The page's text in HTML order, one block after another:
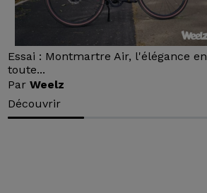
Essai : Montmartre Air, l'élégance en
toute...
ParWeelz
Découvrir